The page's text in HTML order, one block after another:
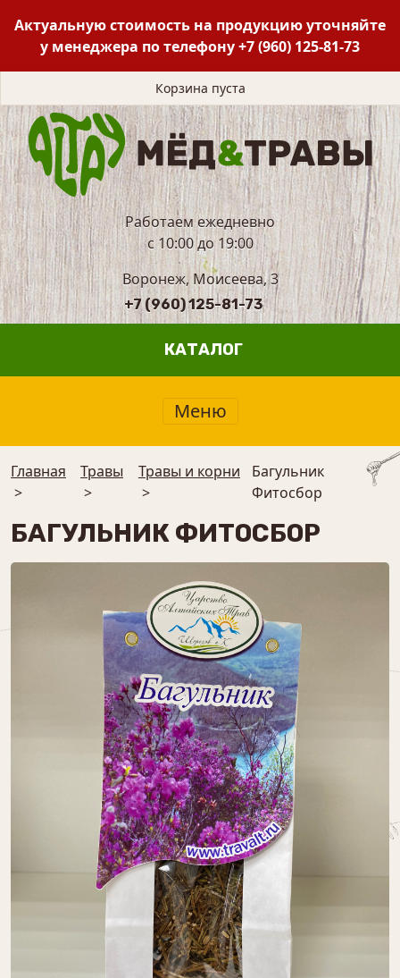
Актуальную стоимость на продукцию уточняйте
у менеджера по телефону+7 (960) 125-81-73
Корзина пуста
Работаем ежедневно
с 10:00 до 19:00
Воронеж, Моисеева, 3
+7 (960) 125-81-73
КАТАЛОГ
Меню
Главная
>
Травы
>
Травы и корни
>
Багульник
Фитосбор
БАГУЛЬНИК ФИТОСБОР